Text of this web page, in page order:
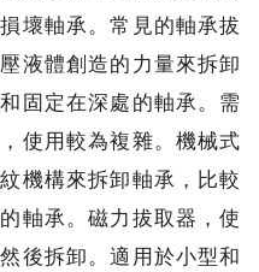
壞軸承。常見的軸承拔
液體創造的力量來拆卸
固定在深處的軸承。需
使用較為複雜。機械式
機構來拆卸軸承，比較
軸承。磁力拔取器，使
後拆卸。適用於小型和